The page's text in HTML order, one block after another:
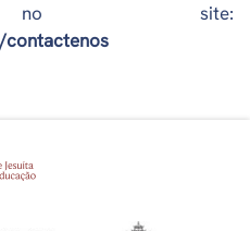
no site:
contactenos